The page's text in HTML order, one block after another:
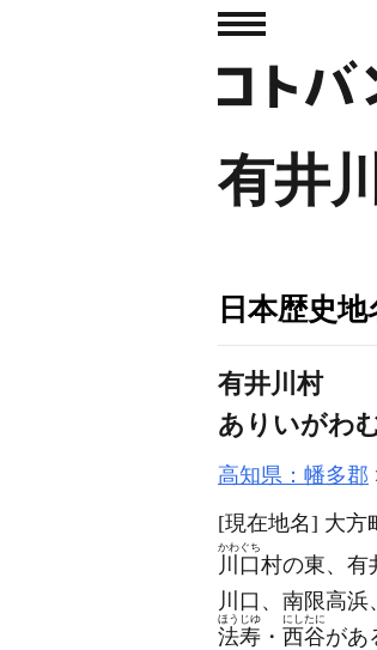
有井
日本歴史
有井川村
ありいがわ
高知県：幡多郡
[現在地名] 大方
川口
かわぐち
村の東、有
川口、南限高
法寿
ほうじゆ
・ 西谷
にしたに
があ